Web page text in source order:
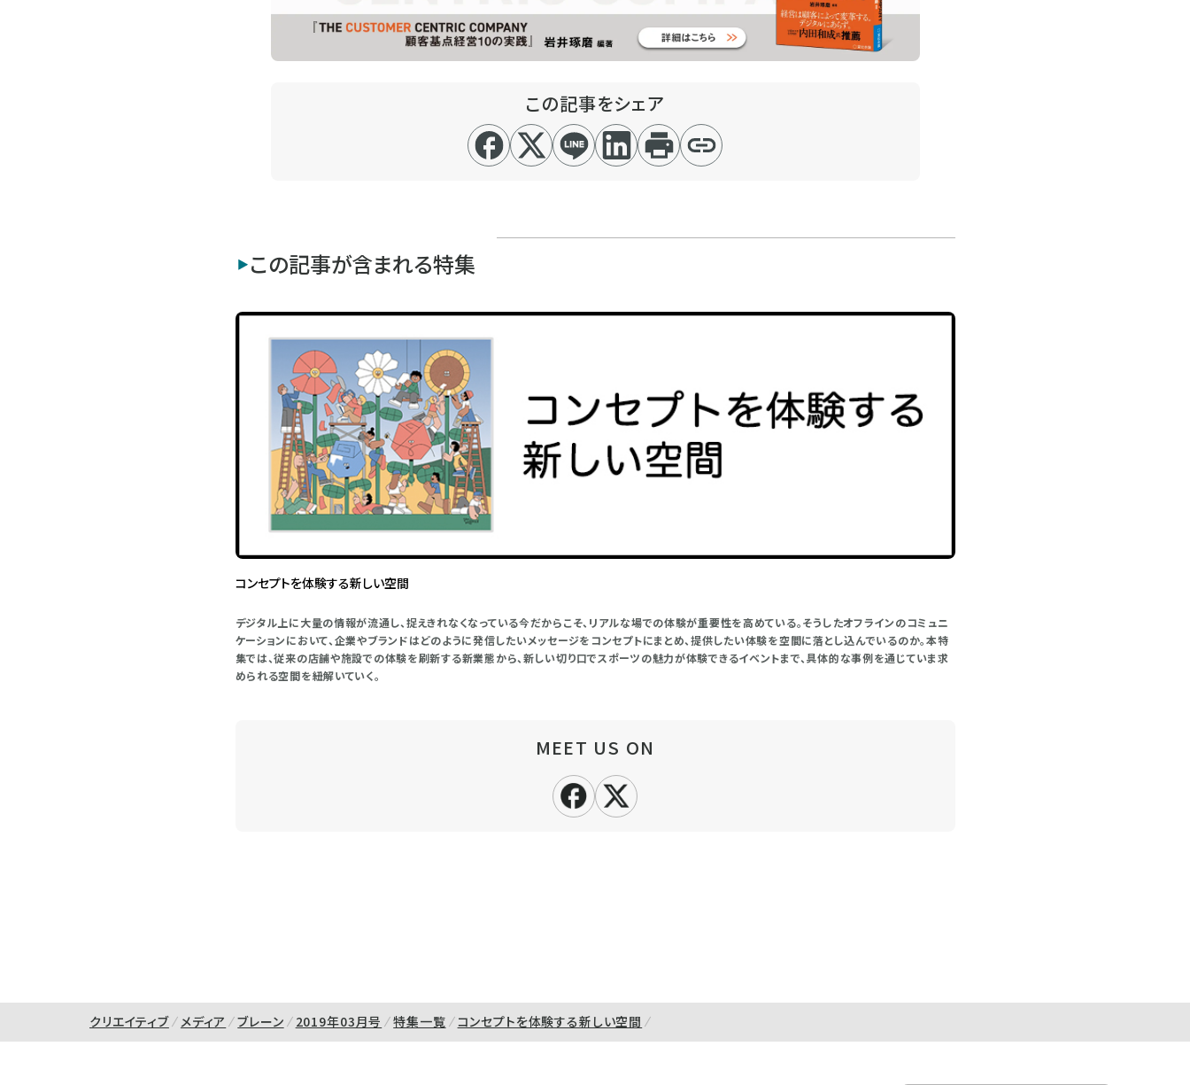
この記事をシェア
この記事が含まれる特集
コンセプトを体験する新しい空間
デジタル上に大量の情報が流通し、捉えきれなくなっている今だからこそ、リアルな場での体験が重要性を高めている。そうしたオフラインのコミュニ
ケーションにおいて、企業やブランドはどのように発信したいメッセージをコンセプトにまとめ、提供したい体験を空間に落とし込んでいるのか。本特
集では、従来の店舗や施設での体験を刷新する新業態から、新しい切り口でスポーツの魅力が体験できるイベントまで、具体的な事例を通じていま求
められる空間を紐解いていく。
MEET US ON
クリエイティブ メディア ブレーン 2019年03月号 特集一覧 コンセプトを体験する新しい空間